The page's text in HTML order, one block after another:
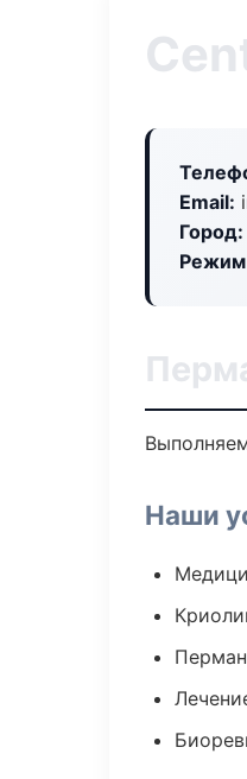
Email:
Город:
Режим
Наши